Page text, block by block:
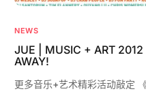
NEWS
JUE | MUSIC + ART
AWAY!
更多音乐+艺术精彩活动敲定